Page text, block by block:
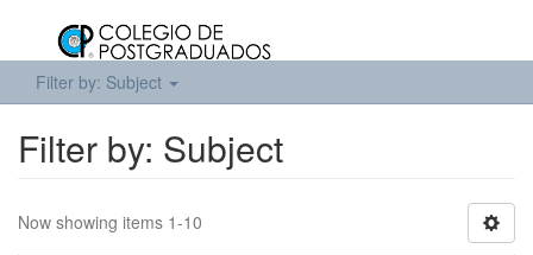
Filter by: Subject
Filter by: Subject
Now showing items 1-10